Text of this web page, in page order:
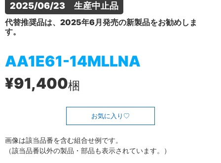
2025/06/23　生産中止品
代替推奨品は、2025年6月発売の新製品をお勧めしま
す。
AA1E61-14MLLNA
¥91,400梱
お気に入り
画像は該当品番を含む組合せ例です。
（該当品番以外の製品・部品も表示されています。）